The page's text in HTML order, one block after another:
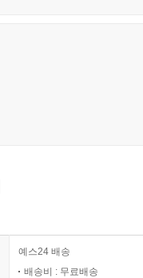
예스24 배송
배송비 : 무료배송